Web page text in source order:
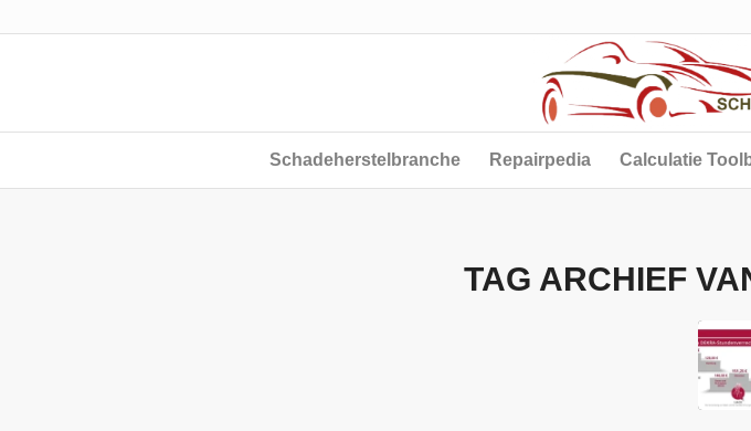
Schadeherstelbranche Repairpedia Calculatie
TAG ARCHIEF